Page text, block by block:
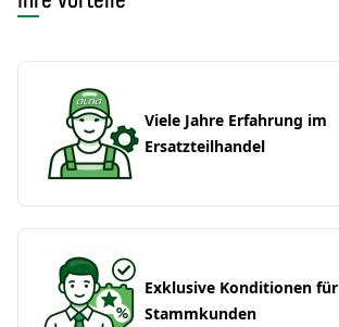
Viele Jahre Erfahrung im
Ersatzteilhandel
Exklusive Konditionen für
Stammkunden